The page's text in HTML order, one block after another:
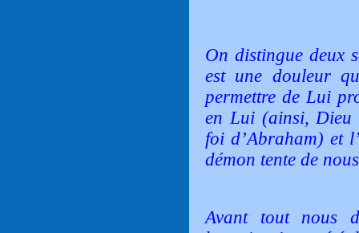
On distingue deux
est une douleur
permettre de Lui
en Lui (ainsi, Dieu
foi d’Abraham) et
démon tente de
Avant tout nous